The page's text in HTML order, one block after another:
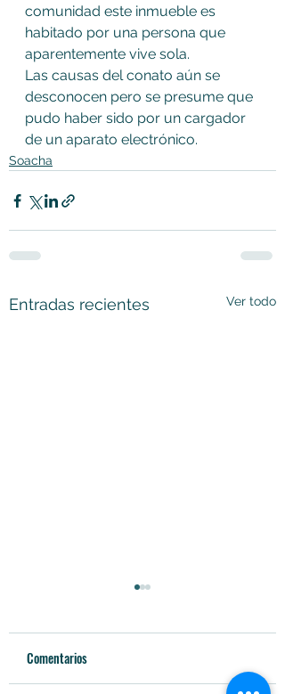
comunidad este inmueble es
habitado por una persona que
aparentemente vive sola.
Las causas del conato aún se
desconocen pero se presume que
pudo haber sido por un cargador
de un aparato electrónico.
Soacha
Entradas recientes Ver todo
Comentarios